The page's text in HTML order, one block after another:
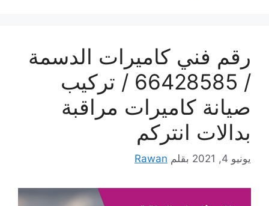
رقم فني كاميرات الدسمة
/ 66428585 / تركيب
صيانة كاميرات مراقبة
بدالات انتركم
يونيو 4, 2021 بقلم Rawan